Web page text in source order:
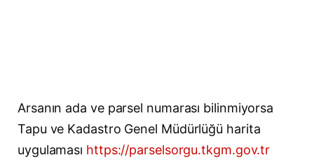
Arsanın ada ve parsel numarası bilinmiyorsa
Tapu ve Kadastro Genel Müdürlüğü harita
uygulaması https://parselsorgu.tkgm.gov.tr